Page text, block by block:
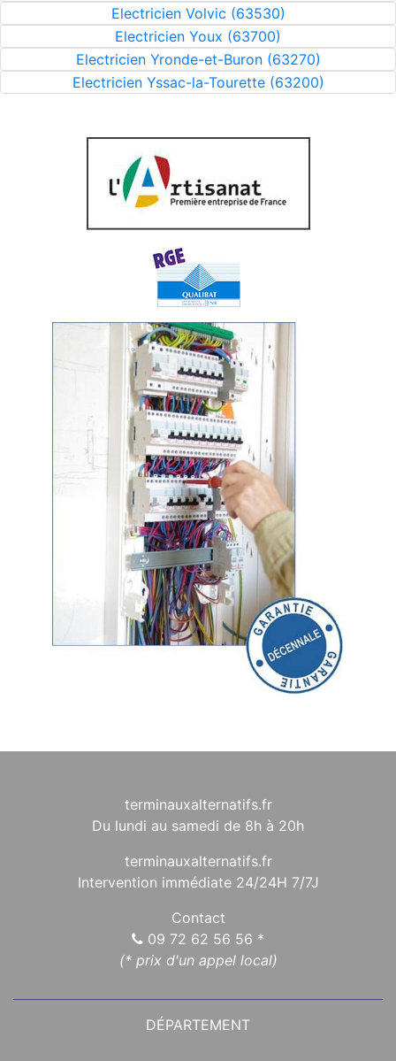
Electricien Volvic (63530)
Electricien Youx (63700)
Electricien Yronde-et-Buron (63270)
Electricien Yssac-la-Tourette (63200)
terminauxalternatifs.fr
Du lundi au samedi de 8h à 20h
terminauxalternatifs.fr
Intervention immédiate 24/24H 7/7J
Contact
09 72 62 56 56 *
(* prix d'un appel local)
DÉPARTEMENT